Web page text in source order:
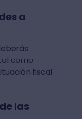
a
como
fiscal
las